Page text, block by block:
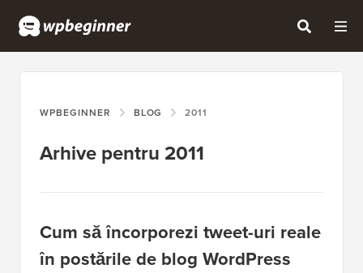
WPBEGINNER BLOG 2011
Arhive pentru 2011
Cum să încorporezi tweet-uri reale
în postările de blog WordPress